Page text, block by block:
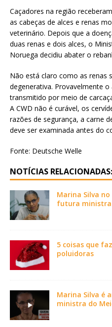
Caçadores na região
as cabeças de alces e renas
veterinário. Depois que a
duas renas e dois alces, o
Noruega decidiu abater o
Não está claro como as renas
degenerativa. Provavelmente
transmitido por meio de
A CWD não é curável, os
razões de segurança, a carne
deve ser examinada antes do
Fonte: Deutsche Welle
NOTÍCIAS RELACIONADAS:
Marina Silva
futura ministra
5 coisas que
poluidoras
Marina Silva é
ministra do